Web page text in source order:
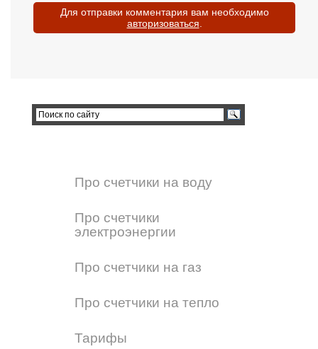
Для отправки комментария вам необходимо
авторизоваться
Про счетчики на воду
Про счетчики
электроэнергии
Про счетчики на газ
Про счетчики на тепло
Тарифы